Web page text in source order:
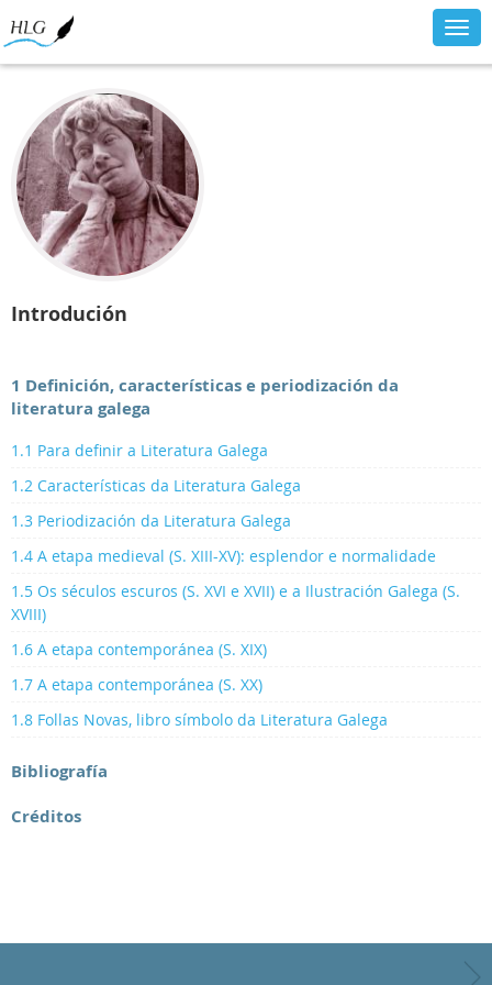
Introdución
1 Definición, características e periodización da
literatura galega
1.1 Para definir a Literatura Galega
1.2 Características da Literatura Galega
1.3 Periodización da Literatura Galega
1.4 A etapa medieval (S. XIII-XV): esplendor e normalidade
1.5 Os séculos escuros (S. XVI e XVII) e a Ilustración Galega (S.
XVIII)
1.6 A etapa contemporánea (S. XIX)
1.7 A etapa contemporánea (S. XX)
1.8 Follas Novas, libro símbolo da Literatura Galega
Bibliografía
Créditos